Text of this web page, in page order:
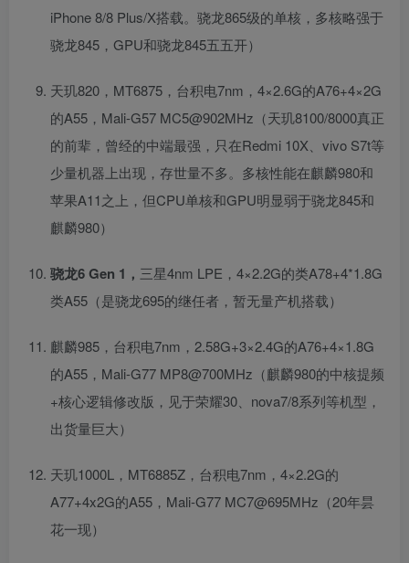
iPhone 8/8 Plus/X搭载。骁龙865级的单核，多核略强于
骁龙845，GPU和骁龙845五五开）
天玑820，MT6875，台积电7nm，4×2.6G的A76+4×2G
的A55，Mali-G57 MC5@902MHz（天玑8100/8000真正
的前辈，曾经的中端最强，只在Redmi 10X、vivo S7t等
少量机器上出现，存世量不多。多核性能在麒麟980和
苹果A11之上，但CPU单核和GPU明显弱于骁龙845和
麒麟980）
骁龙6 Gen 1， 三星4nm LPE，4×2.2G的类A78+4*1.8G
类A55（是骁龙695的继任者，暂无量产机搭载）
麒麟985，台积电7nm，2.58G+3×2.4G的A76+4×1.8G
的A55，Mali-G77 MP8@700MHz（麒麟980的中核提频
+核心逻辑修改版，见于荣耀30、nova7/8系列等机型，
出货量巨大）
天玑1000L，MT6885Z，台积电7nm，4×2.2G的
A77+4x2G的A55，Mali-G77 MC7@695MHz（20年昙
花一现）